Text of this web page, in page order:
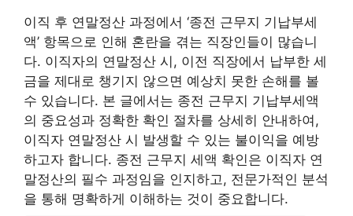
이직 후 연말정산 과정에서 ‘종전 근무지 기납부세
액’ 항목으로 인해 혼란을 겪는 직장인들이 많습니
다. 이직자의 연말정산 시, 이전 직장에서 납부한 세
금을 제대로 챙기지 않으면 예상치 못한 손해를 볼
수 있습니다. 본 글에서는 종전 근무지 기납부세액
의 중요성과 정확한 확인 절차를 상세히 안내하여,
이직자 연말정산 시 발생할 수 있는 불이익을 예방
하고자 합니다. 종전 근무지 세액 확인은 이직자 연
말정산의 필수 과정임을 인지하고, 전문가적인 분석
을 통해 명확하게 이해하는 것이 중요합니다.